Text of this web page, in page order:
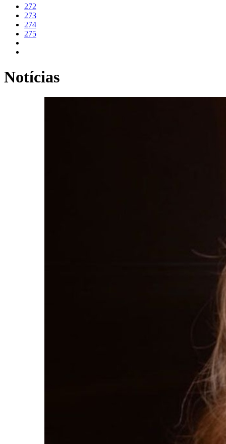
272
273
274
275
Notícias